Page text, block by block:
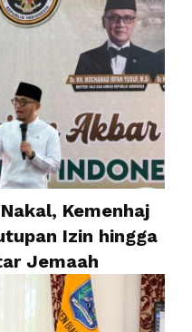
Kemenhaj
Izin hingga
Jemaah